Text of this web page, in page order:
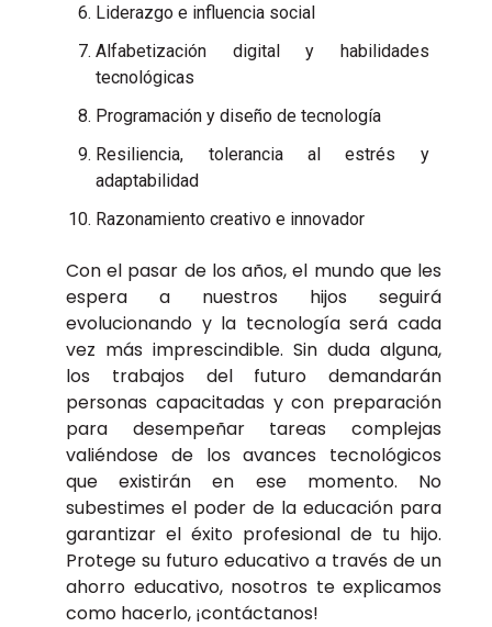
Liderazgo e influencia social
Alfabetización digital y habilidades
tecnológicas
Programación y diseño de tecnología
Resiliencia, tolerancia al estrés y
adaptabilidad
Razonamiento creativo e innovador
Con el pasar de los años, el mundo que les
espera a nuestros hijos seguirá
evolucionando y la tecnología será cada
vez más imprescindible. Sin duda alguna,
los trabajos del futuro demandarán
personas capacitadas y con preparación
para desempeñar tareas complejas
valiéndose de los avances tecnológicos
que existirán en ese momento. No
subestimes el poder de la educación para
garantizar el éxito profesional de tu hijo.
Protege su futuro educativo a través de un
ahorro educativo, nosotros te explicamos
como hacerlo, ¡contáctanos!